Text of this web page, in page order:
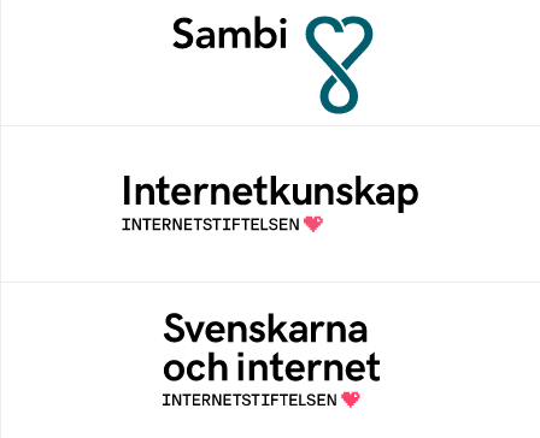
Sambi möjliggör en säker åtkomst till
digitala tjänster för sektorn vård, hälsa och
Samlad kunskap som hjälper dig att bli en
säker och medveten internetanvändare
Svenskarna och internet
En årlig studie av svenska folkets
internetvanor